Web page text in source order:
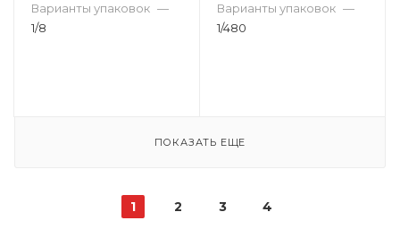
Варианты упаковок —
1/8
Варианты упаковок —
1/480
ПОКАЗАТЬ ЕЩЕ
1 2 3 4